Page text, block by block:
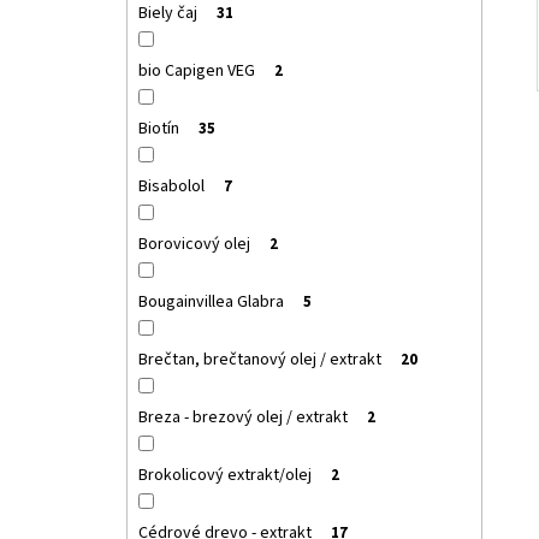
Biely čaj 31
bio Capigen VEG 2
Biotín 35
Bisabolol 7
Borovicový olej 2
Bougainvillea Glabra 5
Brečtan, brečtanový olej / extrakt 20
Breza - brezový olej / extrakt 2
Brokolicový extrakt/olej 2
Cédrové drevo - extrakt 17